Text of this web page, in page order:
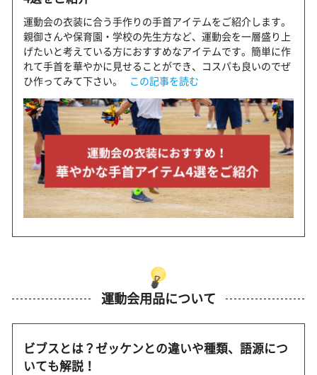
運動会の衣装に合う手作りの手首アイテムをご紹介します。
親御さんや保育園・学校の先生方など、運動会を一層盛り上
げたいと考えている方におすすめなアイテムです。簡単に作
れて手首を華やかに見せることができ、コスパも良いのでぜ
ひ作ってみて下さい。
この記事を読む
運動会用品について
ビブスとは？ゼッケンとの違いや種類、語源につ
いても解説！